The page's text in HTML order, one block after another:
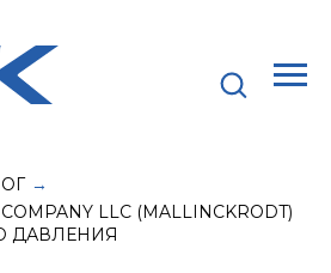
→
LLC (MALLINCKRODT)
ДАВЛЕНИЯ